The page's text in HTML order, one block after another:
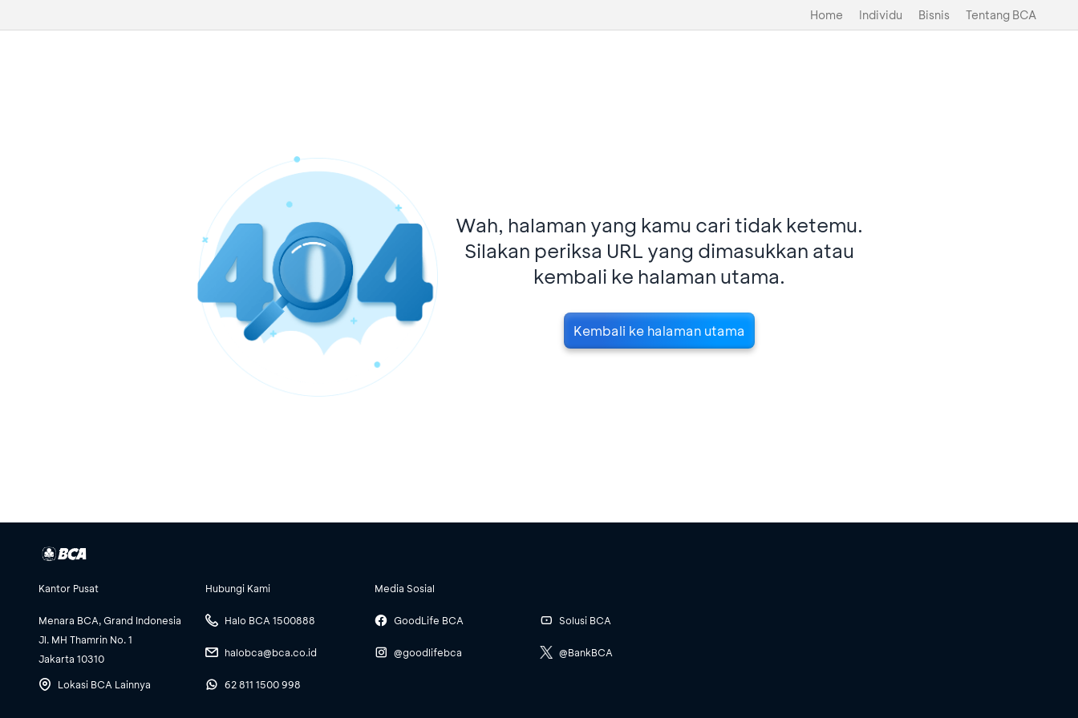
Home Individu Bisnis Tentang BCA
Wah, halaman yang kamu cari tidak ketemu.
Silakan periksa URL yang dimasukkan atau
kembali ke halaman utama.
Kembali ke halaman utama
Kantor Pusat
Menara BCA, Grand Indonesia
Jl. MH Thamrin No. 1
Jakarta 10310
Lokasi BCA Lainnya
Hubungi Kami
Halo BCA 1500888
halobca@bca.co.id
62 811 1500 998
Media Sosial
GoodLife BCA
@goodlifebca
Solusi BCA
@BankBCA